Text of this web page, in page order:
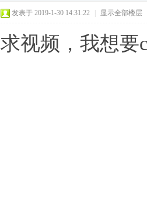
发表于 2019-1-30 14:31:22 显示全部楼层
求视频，我想要